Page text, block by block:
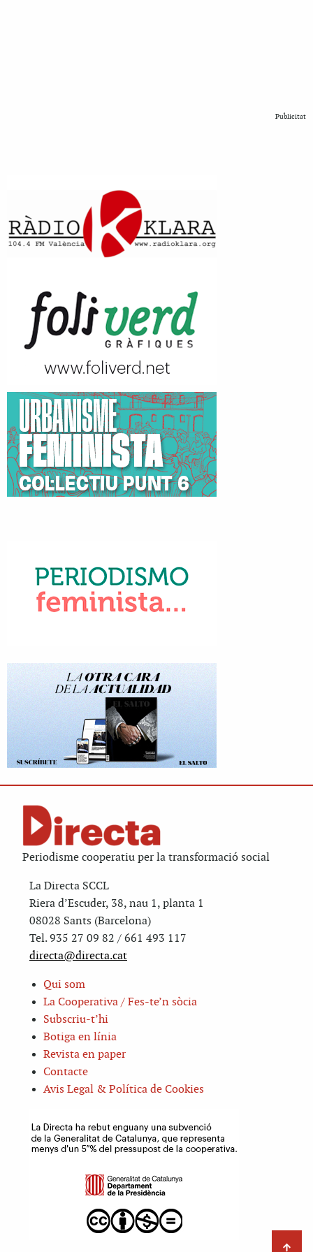
Publicitat
Periodisme cooperatiu per la transformació social
La Directa SCCL
Riera d’Escuder, 38, nau 1, planta 1
08028 Sants (Barcelona)
Tel. 935 27 09 82 / 661 493 117
directa@directa.cat
Qui som
La Cooperativa / Fes-te’n sòcia
Subscriu-t’hi
Botiga en línia
Revista en paper
Contacte
Avis Legal & Política de Cookies